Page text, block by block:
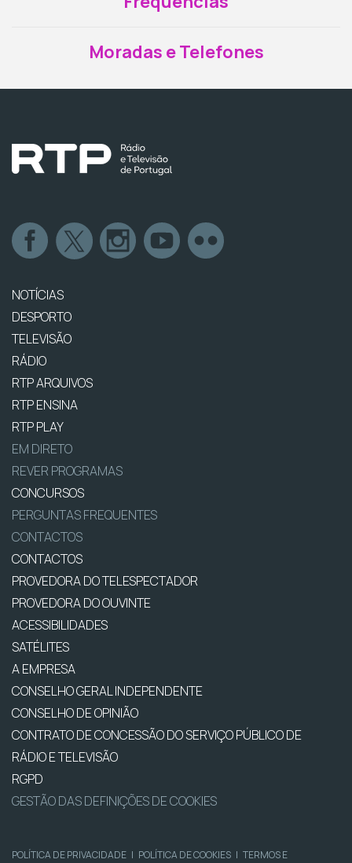
Moradas e Telefones
NOTÍCIAS
DESPORTO
TELEVISÃO
RÁDIO
RTP ARQUIVOS
RTP ENSINA
RTP PLAY
EM DIRETO
REVER PROGRAMAS
CONCURSOS
PERGUNTAS FREQUENTES
CONTACTOS
CONTACTOS
PROVEDORA DO TELESPECTADOR
PROVEDORA DO OUVINTE
ACESSIBILIDADES
SATÉLITES
A EMPRESA
CONSELHO GERAL INDEPENDENTE
CONSELHO DE OPINIÃO
CONTRATO DE CONCESSÃO DO SERVIÇO PÚBLICO DE
RÁDIO E TELEVISÃO
RGPD
GESTÃO DAS DEFINIÇÕES DE COOKIES
POLÍTICA DE PRIVACIDADE | POLÍTICA DE COOKIES | TERMOS E